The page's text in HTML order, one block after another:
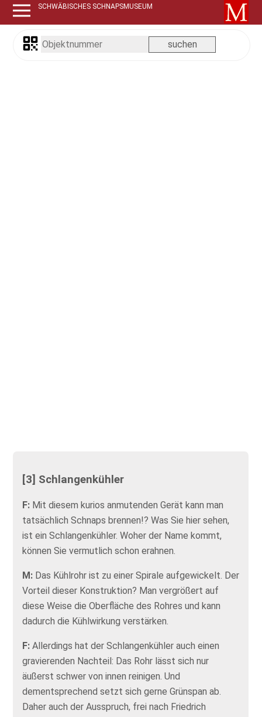
SCHWÄBISCHES SCHNAPSMUSEUM
[3] Schlangenkühler
F: Mit diesem kurios anmutenden Gerät kann man
tatsächlich Schnaps brennen!? Was Sie hier sehen,
ist ein Schlangenkühler. Woher der Name kommt,
können Sie vermutlich schon erahnen.
M: Das Kühlrohr ist zu einer Spirale aufgewickelt. Der
Vorteil dieser Konstruktion? Man vergrößert auf
diese Weise die Oberfläche des Rohres und kann
dadurch die Kühlwirkung verstärken.
F:Allerdings hat der Schlangenkühler auch einen
gravierenden Nachteil: Das Rohr lässt sich nur
äußerst schwer von innen reinigen. Und
dementsprechend setzt sich gerne Grünspan ab.
Daher auch der Ausspruch, frei nach Friedrich